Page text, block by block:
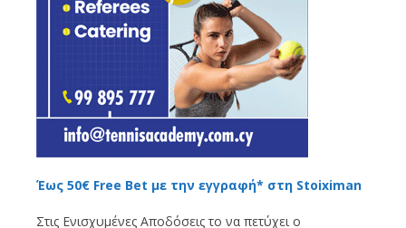
Έως 50€ Free Bet με την εγγραφή* στη Stoiximan
Στις Ενισχυμένες Αποδόσεις το να πετύχει ο